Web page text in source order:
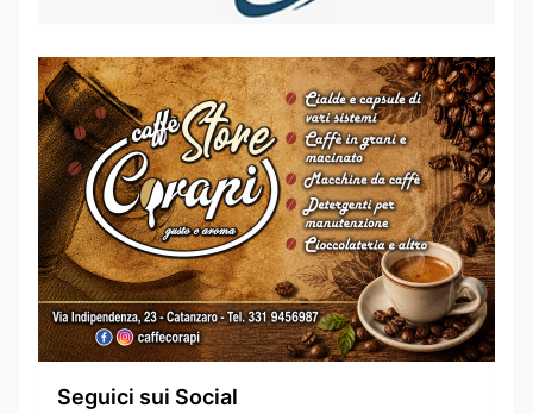
Seguici sui Social